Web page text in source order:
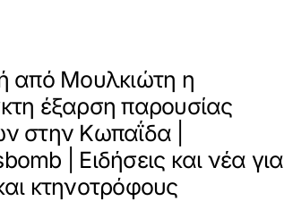
από Μουλκιώτη η
έξαρση παρουσίας
στην Κωπαΐδα |
| Ειδήσεις και νέα για
κτηνοτρόφους